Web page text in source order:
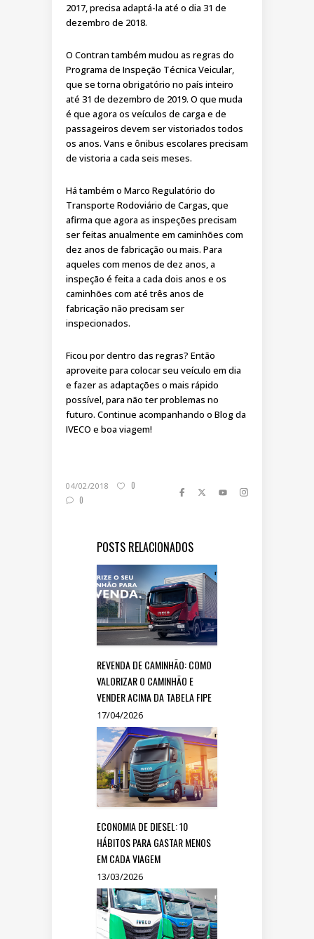
2017, precisa adaptá-la até o dia 31 de
dezembro de 2018.
O Contran também mudou as regras do
Programa de Inspeção Técnica Veicular,
que se torna obrigatório no país inteiro
até 31 de dezembro de 2019. O que muda
é que agora os veículos de carga e de
passageiros devem ser vistoriados todos
os anos. Vans e ônibus escolares precisam
de vistoria a cada seis meses.
Há também o Marco Regulatório do
Transporte Rodoviário de Cargas, que
afirma que agora as inspeções precisam
ser feitas anualmente em caminhões com
dez anos de fabricação ou mais. Para
aqueles com menos de dez anos, a
inspeção é feita a cada dois anos e os
caminhões com até três anos de
fabricação não precisam ser
inspecionados.
Ficou por dentro das regras? Então
aproveite para colocar seu veículo em dia
e fazer as adaptações o mais rápido
possível, para não ter problemas no
futuro. Continue acompanhando o Blog da
IVECO e boa viagem!
04/02/2018
0
0
POSTS RELACIONADOS
REVENDA DE CAMINHÃO: COMO
VALORIZAR O CAMINHÃO E
VENDER ACIMA DA TABELA FIPE
17/04/2026
ECONOMIA DE DIESEL: 10
HÁBITOS PARA GASTAR MENOS
EM CADA VIAGEM
13/03/2026